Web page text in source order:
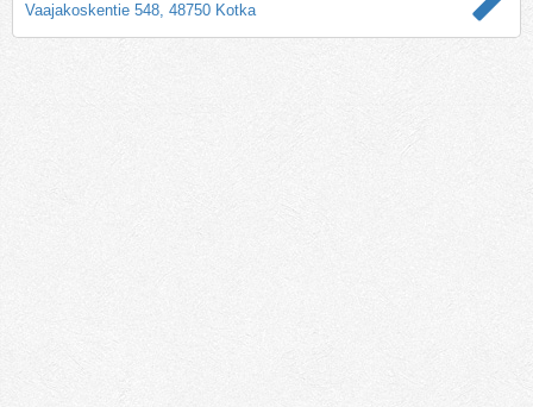
Vaajakoskentie 548, 48750 Kotka